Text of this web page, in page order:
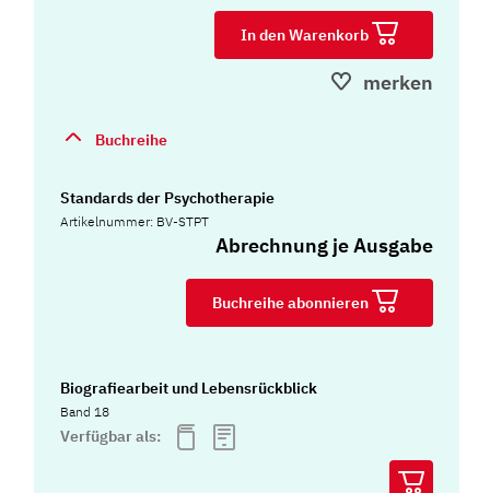
In den Warenkorb
merken
Buchreihe
Standards der Psychotherapie
Artikelnummer: BV-STPT
Abrechnung je Ausgabe
Buchreihe abonnieren
Biografiearbeit und Lebensrückblick
Band 18
Verfügbar als: